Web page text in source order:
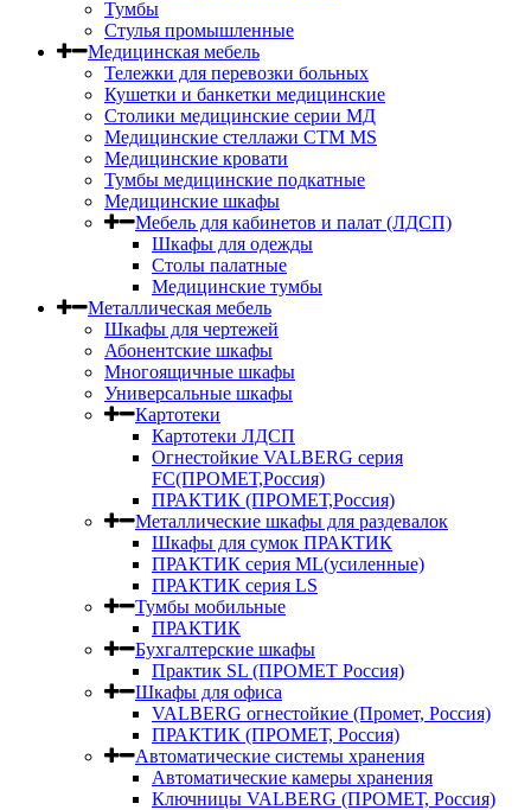
Тумбы
Стулья промышленные
Медицинская мебель
Тележки для перевозки больных
Кушетки и банкетки медицинские
Столики медицинские серии МД
Медицинские стеллажи СТМ MS
Медицинские кровати
Тумбы медицинские подкатные
Медицинские шкафы
Мебель для кабинетов и палат (ЛДСП)
Шкафы для одежды
Столы палатные
Медицинские тумбы
Металлическая мебель
Шкафы для чертежей
Абонентские шкафы
Многоящичные шкафы
Универсальные шкафы
Картотеки
Картотеки ЛДСП
Огнестойкие VALBERG серия
FC(ПРОМЕТ,Россия)
ПРАКТИК (ПРОМЕТ,Россия)
Металлические шкафы для раздевалок
Шкафы для сумок ПРАКТИК
ПРАКТИК серия ML(усиленные)
ПРАКТИК серия LS
Тумбы мобильные
ПРАКТИК
Бухгалтерские шкафы
Практик SL (ПРОМЕТ Россия)
Шкафы для офиса
VALBERG огнестойкие (Промет, Россия)
ПРАКТИК (ПРОМЕТ, Россия)
Автоматические системы хранения
Автоматические камеры хранения
Ключницы VALBERG (ПРОМЕТ, Россия)